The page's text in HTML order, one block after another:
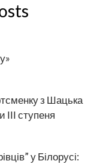
з Шацька
ступеня
у Білорусі: